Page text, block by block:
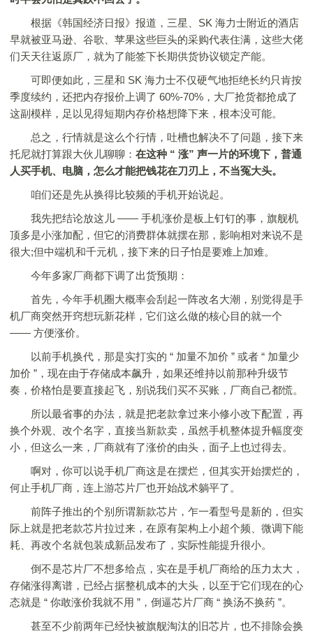
根据《韩国经济日报》报道，三星、SK 海力士附近的酒店
早就被亚马逊、谷歌、苹果这些巨头的采购代表住满，这些大佬
们天天往返原厂，就为了能签下长期供货协议锁定产能。
可即便如此，三星和 SK 海力士不仅硬气地拒绝长约只肯按
季度续约，还把内存报价上调了 60%-70%，大厂抢货都抢成了
这副模样，足以见得短期内存价格想降下来，根本没可能。
总之，行情就是这么个行情，吐槽也解决不了问题，接下来
托尼就打算跟大伙儿聊聊： 在这种 “ 涨” 声一片的环境下，普通
人买手机、电脑，怎么才能把钱花在刀刃上，不当冤大头。
咱们还是先从换得比较频的手机开始说起。
我先把结论放这儿 —— 手机涨价是板上钉钉的事，旗舰机
顶多是小涨加配，但它的消费群体就摆在那，影响相对来说不是
很大;但中端机和千元机，接下来的日子怕是要难上加难。
今年多家厂商都下调了出货预期：
首先，今年手机圈大概率会刮起一阵改名大潮，别觉得是手
机厂商突然开窍想玩新花样，它们这么做的核心目的就一个
—— 方便涨价。
以前手机换代，那是实打实的 “ 加量不加价 ” 或者 “ 加量少
加价 ”，现在由于存储成本飙升，如果还维持以前那种升级节
奏，价格怕是要直接起飞，别说我们买不买账，厂商自己都慌。
所以最省事的办法，就是把老款拿过来小修小改下配置，再
换个外观、改个名字，直接当新款卖，虽然手机整体提升幅度变
小，但这么一来，厂商就有了涨价的由头，面子上也过得去。
啊对，你可以说手机厂商这是在摆烂，但其实开始摆烂的，
何止手机厂商，连上游芯片厂也开始战术躺平了。
前阵子推出的个别所谓新款芯片，乍一看型号是新的，但实
际上就是把老款芯片拉过来，在原有架构上小超个频、微调下能
耗、再改个名就包装成新品发布了，实际性能提升很小。
倒不是芯片厂不想多给点，实在是手机厂商给的压力太大，
存储涨得离谱，已经占据整机成本的大头，以至于它们现在的心
态就是 “ 你敢涨价我就不用 ”，倒逼芯片厂商 “ 换汤不换药 ”。
甚至不少前两年已经快被旗舰淘汰的旧芯片，也不排除会换